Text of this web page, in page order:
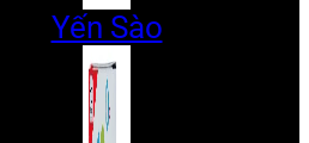
Yến Sào